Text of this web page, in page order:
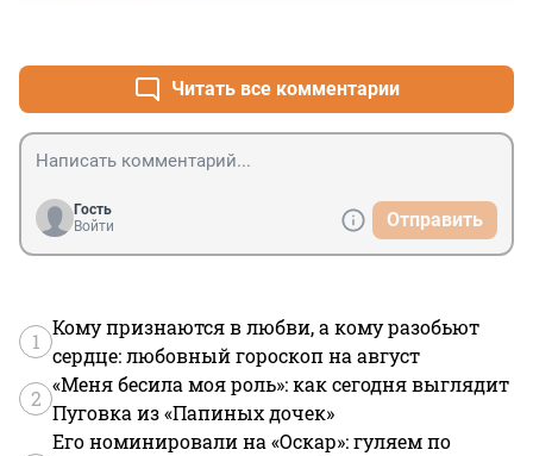
Читать все комментарии
Гость
Войти
Отправить
1
Кому признаются в любви, а кому разобьют
сердце: любовный гороскоп на август
2
«Меня бесила моя роль»: как сегодня выглядит
Пуговка из «Папиных дочек»
Его номинировали на «Оскар»: гуляем по